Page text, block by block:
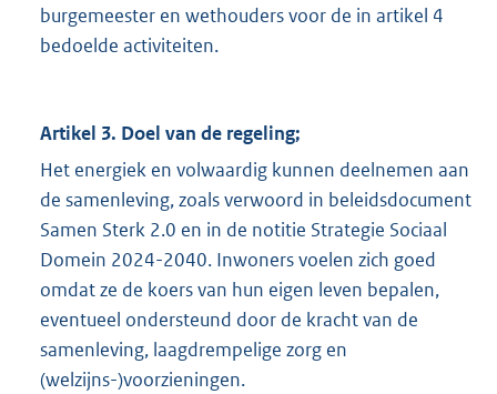
burgemeester en wethouders voor de in artikel 4
bedoelde activiteiten.
Artikel 3. Doel van de regeling;
Het energiek en volwaardig kunnen deelnemen aan
de samenleving, zoals verwoord in beleidsdocument
Samen Sterk 2.0 en in de notitie Strategie Sociaal
Domein 2024-2040. Inwoners voelen zich goed
omdat ze de koers van hun eigen leven bepalen,
eventueel ondersteund door de kracht van de
samenleving, laagdrempelige zorg en
(welzijns-)voorzieningen.